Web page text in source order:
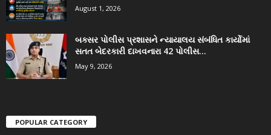
August 1, 2026
બક્સર પોલીસ પ્રશાસને ન્યાયાલય સંબંધિત કાર્યોમાં
સતત બેદરકારી દાખવનારા 42 પોલીસ...
May 9, 2026
POPULAR CATEGORY